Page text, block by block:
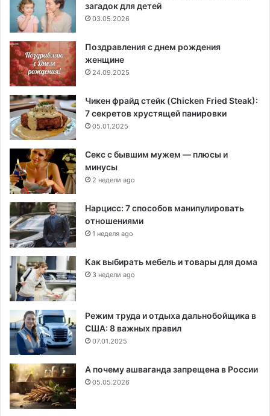
загадок для детей
03.05.2026
Поздравления с днем рождения
женщине
24.09.2025
Чикен фрайд стейк (Chicken Fried Steak):
7 секретов хрустящей панировки
05.01.2025
Секс с бывшим мужем — плюсы и
минусы
2 недели ago
Нарцисс: 7 способов манипулировать
отношениями
1 неделя ago
Как выбирать мебель и товары для дома
3 недели ago
Режим труда и отдыха дальнобойщика в
США: 8 важных правил
07.01.2025
А почему ашваганда запрещена в России
05.05.2026